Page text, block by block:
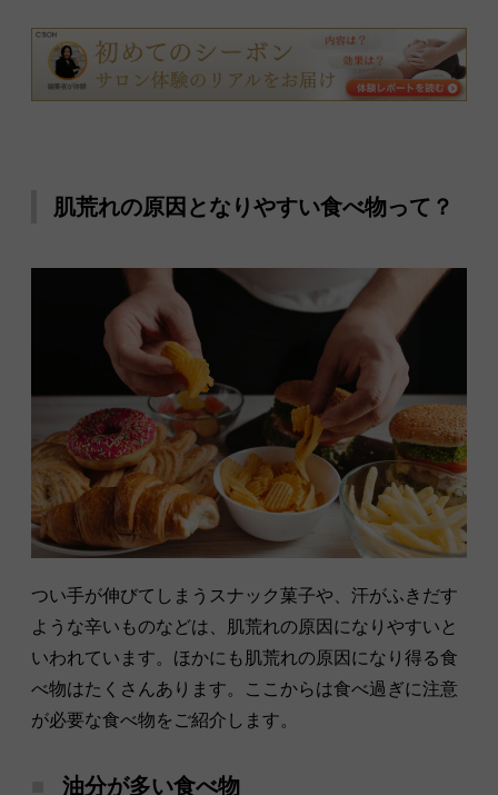
肌荒れの原因となりやすい食べ物って？
つい手が伸びてしまうスナック菓子や、汗がふきだす
ような辛いものなどは、肌荒れの原因になりやすいと
いわれています。ほかにも肌荒れの原因になり得る食
べ物はたくさんあります。ここからは食べ過ぎに注意
が必要な食べ物をご紹介します。
油分が多い食べ物